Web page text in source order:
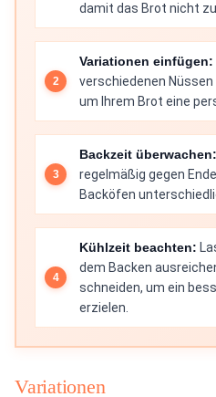
damit das Brot nicht
Variationen einfügen:
verschiedenen
um Ihrem Brot eine
Backzeit überwachen:
regelmäßig gegen
Backöfen
Kühlzeit beachten:
dem Backen
schneiden, um ein
erzielen.
Variationen